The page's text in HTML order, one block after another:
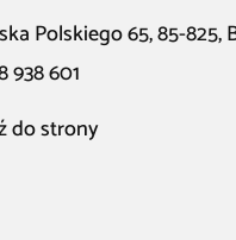
Polskiego 65, 85-825,
938 601
do strony